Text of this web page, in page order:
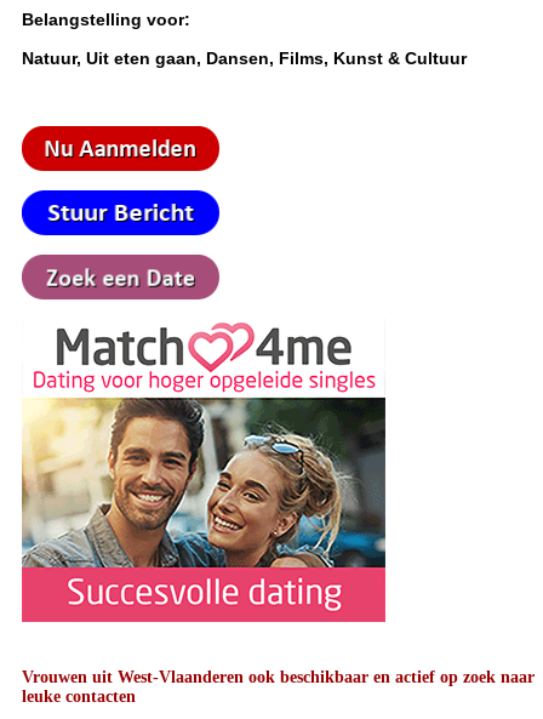
Belangstelling voor:
Natuur, Uit eten gaan, Dansen, Films, Kunst & Cultuur
Vrouwen uit West-Vlaanderen ook beschikbaar en actief op zoek naar
leuke contacten